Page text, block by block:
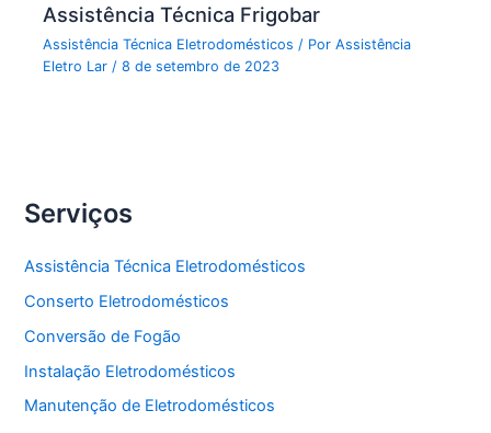
Assistência Técnica Frigobar
Assistência Técnica Eletrodomésticos / PorAssistência
Eletro Lar /8 de setembro de 2023
Serviços
Assistência Técnica Eletrodomésticos
Conserto Eletrodomésticos
Conversão de Fogão
Instalação Eletrodomésticos
Manutenção de Eletrodomésticos